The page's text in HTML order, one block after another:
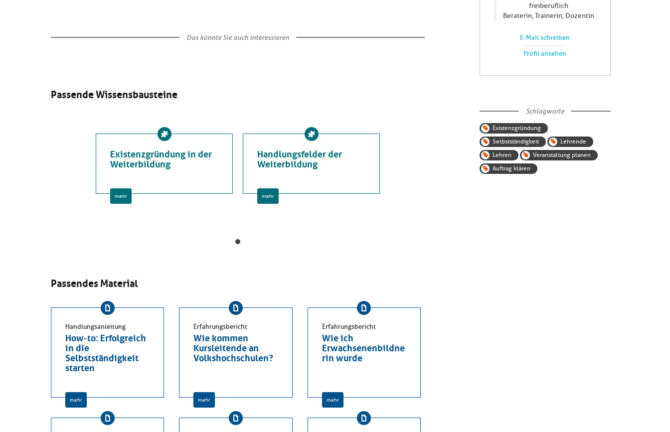
Das könnte Sie auch interessieren
Passende Wissensbausteine
Existenzgründung in der
Weiterbildung
mehr
Handlungsfelder der
Weiterbildung
mehr
Passendes Material
Handlungsanleitung
How-to: Erfolgreich
in die
Selbstständigkeit
starten
mehr
Erfahrungsbericht
Wie kommen
Kursleitende an
Volkshochschulen?
mehr
Erfahrungsbericht
Wie ich
Erwachsenenbildne
rin wurde
mehr
freiberuflich
Beraterin, Trainerin, Dozentin
E-Mail schreiben
Profil ansehen
Schlagworte
Existenzgründung
Selbstständigkeit
Lehrende
Lehren
Veranstaltung planen
Auftrag klären